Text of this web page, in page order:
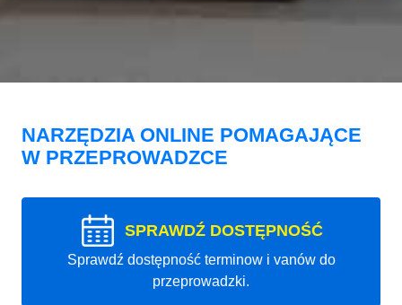
NARZĘDZIA ONLINE POMAGAJĄCE
W PRZEPROWADZCE
SPRAWDŹ DOSTĘPNOŚĆ
Sprawdź dostępność terminow i vanów do
przeprowadzki.